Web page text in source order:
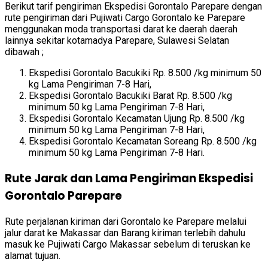
Berikut tarif pengiriman Ekspedisi Gorontalo Parepare dengan
rute pengiriman dari Pujiwati Cargo Gorontalo ke Parepare
menggunakan moda transportasi darat ke daerah daerah
lainnya sekitar kotamadya Parepare, Sulawesi Selatan
dibawah ;
Ekspedisi Gorontalo Bacukiki Rp. 8.500 /kg minimum 50
kg Lama Pengiriman 7-8 Hari,
Ekspedisi Gorontalo Bacukiki Barat Rp. 8.500 /kg
minimum 50 kg Lama Pengiriman 7-8 Hari,
Ekspedisi Gorontalo Kecamatan Ujung Rp. 8.500 /kg
minimum 50 kg Lama Pengiriman 7-8 Hari,
Ekspedisi Gorontalo Kecamatan Soreang Rp. 8.500 /kg
minimum 50 kg Lama Pengiriman 7-8 Hari.
Rute Jarak dan Lama Pengiriman Ekspedisi
Gorontalo Parepare
Rute perjalanan kiriman dari Gorontalo ke Parepare melalui
jalur darat ke Makassar dan Barang kiriman terlebih dahulu
masuk ke Pujiwati Cargo Makassar sebelum di teruskan ke
alamat tujuan.